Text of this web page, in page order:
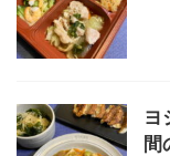
ヨ
間